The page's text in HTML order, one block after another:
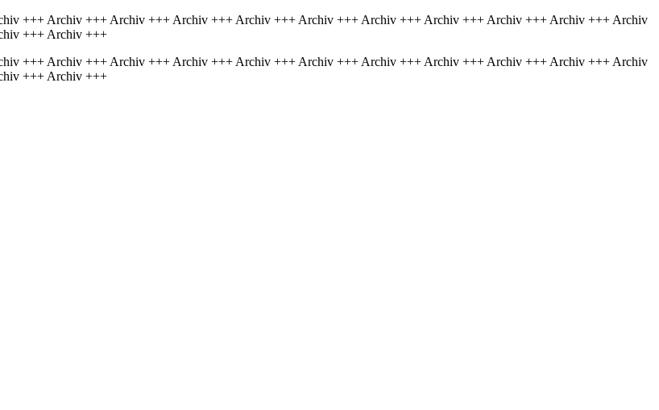
+++ Archiv +++ Archiv +++ Archiv +++ Archiv +++ Archiv +++ Archiv +++ Archiv +++ Archiv +++ Archiv +++ Archiv
+++ Archiv +++
+++ Archiv +++ Archiv +++ Archiv +++ Archiv +++ Archiv +++ Archiv +++ Archiv +++ Archiv +++ Archiv +++ Archiv
+++ Archiv +++